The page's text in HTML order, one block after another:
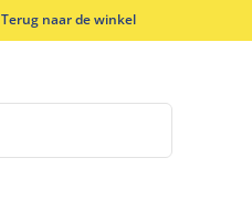
Terug naar de winkel